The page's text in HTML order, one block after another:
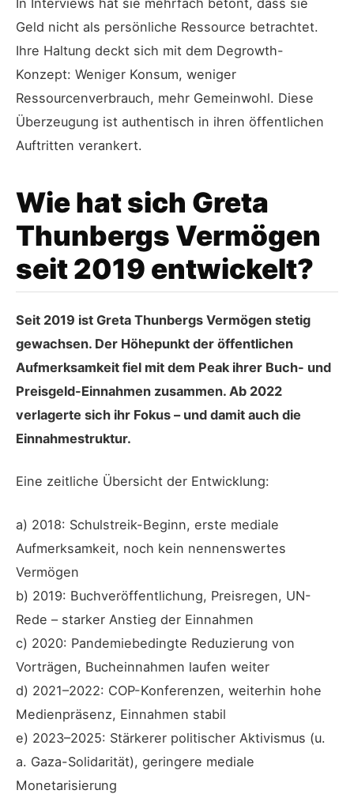
Geld nicht als persönliche Ressource betrachtet.
Ihre Haltung deckt sich mit dem Degrowth-
Konzept: Weniger Konsum, weniger
Ressourcenverbrauch, mehr Gemeinwohl. Diese
Überzeugung ist authentisch in ihren öffentlichen
Auftritten verankert.
Wie hat sich Greta
Thunbergs Vermögen
seit 2019 entwickelt?
Seit 2019 ist Greta Thunbergs Vermögen stetig
gewachsen. Der Höhepunkt der öffentlichen
Aufmerksamkeit fiel mit dem Peak ihrer Buch- und
Preisgeld-Einnahmen zusammen. Ab 2022
verlagerte sich ihr Fokus – und damit auch die
Einnahmestruktur.
Eine zeitliche Übersicht der Entwicklung:
a) 2018: Schulstreik-Beginn, erste mediale
Aufmerksamkeit, noch kein nennenswertes
Vermögen
b) 2019: Buchveröffentlichung, Preisregen, UN-
Rede – starker Anstieg der Einnahmen
c) 2020: Pandemiebedingte Reduzierung von
Vorträgen, Bucheinnahmen laufen weiter
d) 2021–2022: COP-Konferenzen, weiterhin hohe
Medienpräsenz, Einnahmen stabil
e) 2023–2025: Stärkerer politischer Aktivismus (u.
a. Gaza-Solidarität), geringere mediale
Monetarisierung